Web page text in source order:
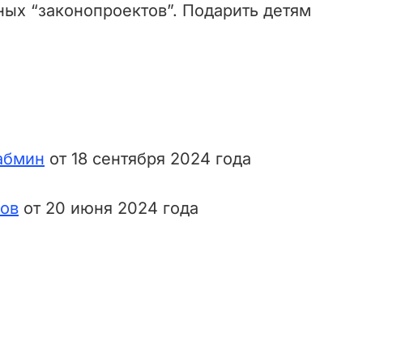
“законопроектов”. Подарить детям
от 18 сентября 2024 года
от 20 июня 2024 года